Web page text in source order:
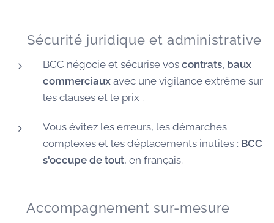
🛡️ Sécurité juridique et administrative
BCC négocie et sécurise vos contrats, baux
commerciaux avec une vigilance extrême sur
les clauses et le prix .
Vous évitez les erreurs, les démarches
complexes et les déplacements inutiles : BCC
s'occupe de tout, en français.
🧭 Accompagnement sur-mesure